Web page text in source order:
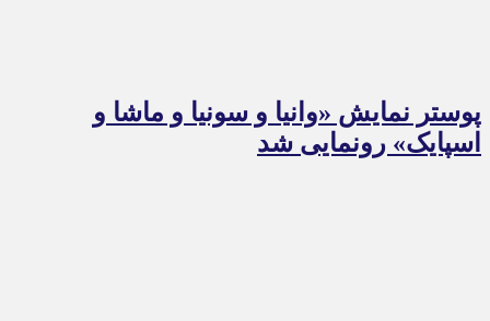
پوستر نمایش «وانیا و سونیا و ماشا و
اسپایک» رونمایی شد